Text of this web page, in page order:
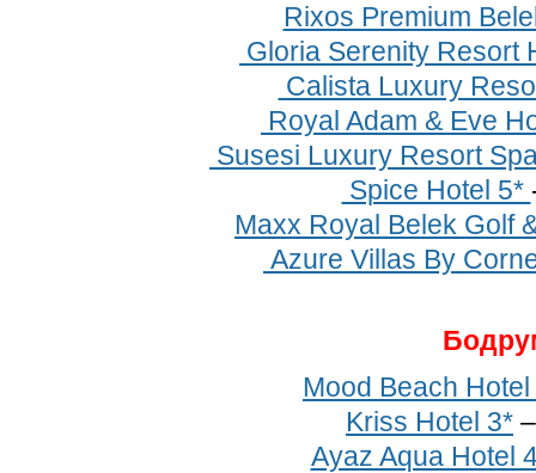
Rixos Premium
Gloria Serenity Resort
Calista Luxury
Royal Adam & Eve
Susesi Luxury Resort
Spice Hotel 5*
Maxx Royal Belek Golf
Azure Villas By
Mood Beach Hotel
Kriss Hotel 3*
Ayaz Aqua Hotel